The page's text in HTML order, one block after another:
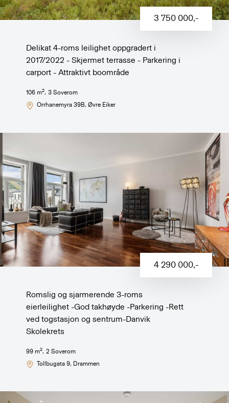
3 750 000,-
Delikat 4-roms leilighet oppgradert i
2017/2022 - Skjermet terrasse - Parkering i
carport - Attraktivt boområde
106 m2, 3Soverom
Orrhanemyra 39B, Øvre Eiker
4 290 000,-
Romslig og sjarmerende 3-roms
eierleilighet -God takhøyde -Parkering -Rett
ved togstasjon og sentrum-Danvik
Skolekrets
99 m2, 2 Soverom
Tollbugata 9, Drammen